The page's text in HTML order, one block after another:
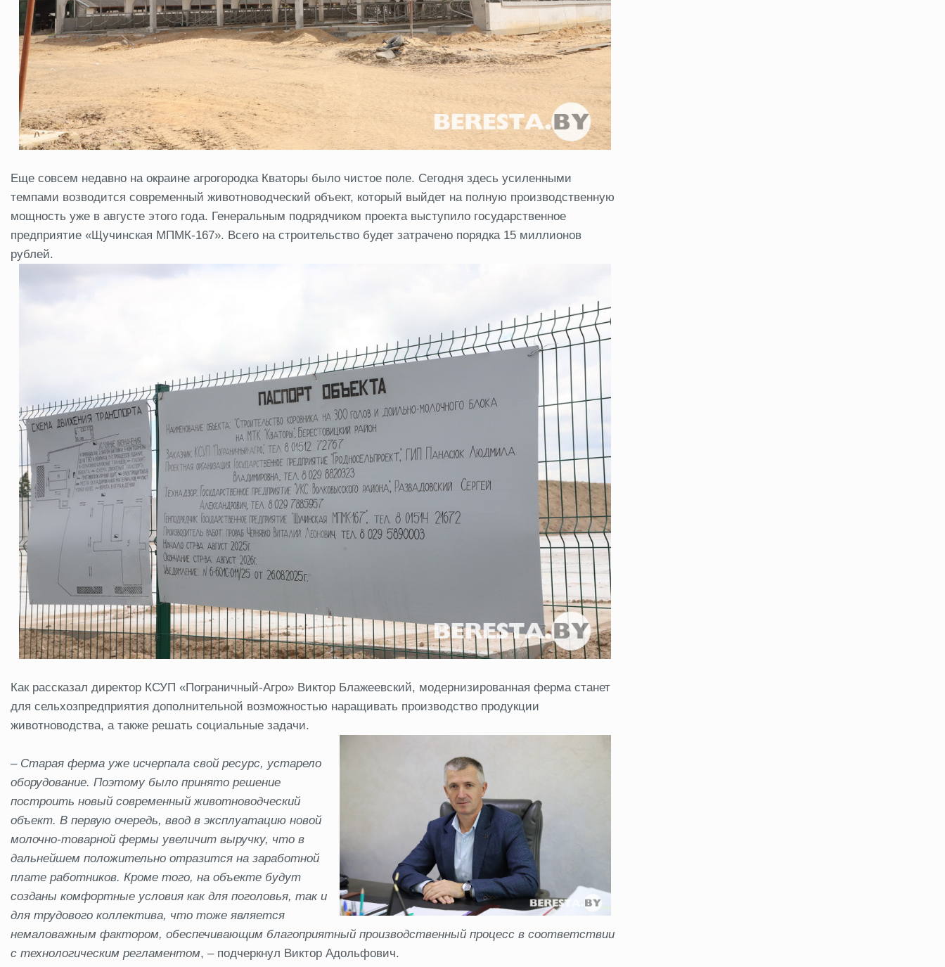
Еще совсем недавно на окраине агрогородка Кваторы было чистое поле. Сегодня здесь усиленными
темпами возводится современный животноводческий объект, который выйдет на полную производственную
мощность уже в августе этого года. Генеральным подрядчиком проекта выступило государственное
предприятие «Щучинская МПМК-167». Всего на строительство будет затрачено порядка 15 миллионов
рублей.
Как рассказал директор КСУП «Пограничный-Агро» Виктор Блажеевский, модернизированная ферма станет
для сельхозпредприятия дополнительной возможностью наращивать производство продукции
животноводства, а также решать социальные задачи.
– Старая ферма уже исчерпала свой ресурс, устарело
оборудование. Поэтому было принято решение
построить новый современный животноводческий
объект. В первую очередь, ввод в эксплуатацию новой
молочно-товарной фермы увеличит выручку, что в
дальнейшем положительно отразится на заработной
плате работников. Кроме того, на объекте будут
созданы комфортные условия как для поголовья, так и
для трудового коллектива, что тоже является
немаловажным фактором, обеспечивающим благоприятный производственный процесс в соответствии
с технологическим регламентом, – подчеркнул Виктор Адольфович.